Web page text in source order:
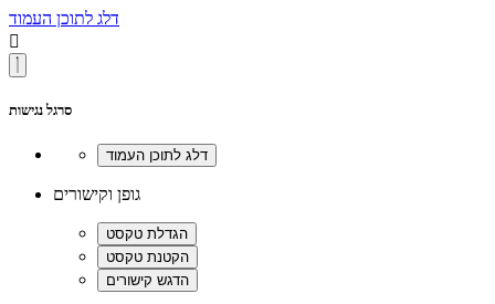
דלג לתוכן העמוד

סרגל נגישות
גופן וקישורים